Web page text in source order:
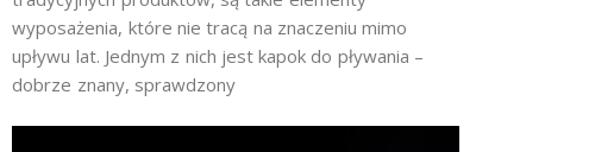
wyposażenia, które nie tracą na znaczeniu mimo
upływu lat. Jednym z nich jest kapok do pływania –
dobrze znany, sprawdzony